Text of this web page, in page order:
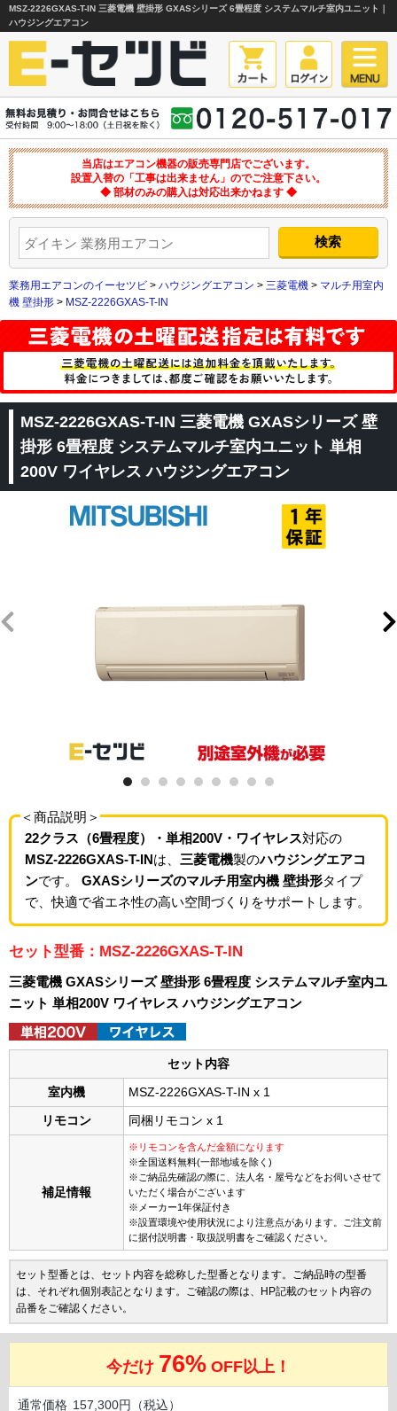
MSZ-2226GXAS-T-IN 三菱電機 壁掛形 GXASシリーズ 6畳程度 システムマルチ室内ユニット｜
ハウジングエアコン
当店はエアコン機器の販売専門店でございます。
設置入替の「工事は出来ません」のでご注意下さい。
◆ 部材のみの購入は対応出来かねます ◆
業務用エアコンのイーセツビ > ハウジングエアコン > 三菱電機 > マルチ用室内
機 壁掛形 > MSZ-2226GXAS-T-IN
MSZ-2226GXAS-T-IN 三菱電機 GXASシリーズ 壁
掛形 6畳程度 システムマルチ室内ユニット 単相
200V ワイヤレス ハウジングエアコン
＜商品説明＞
22クラス（6畳程度）・単相200V・ワイヤレス対応の
MSZ-2226GXAS-T-INは、 三菱電機製のハウジングエアコ
ンです。 GXASシリーズのマルチ用室内機 壁掛形タイプ
で、快適で省エネ性の高い空間づくりをサポートします。
セット型番：MSZ-2226GXAS-T-IN
三菱電機 GXASシリーズ 壁掛形 6畳程度 システムマルチ室内ユ
ニット 単相200V ワイヤレス ハウジングエアコン
セット内容
室内機 MSZ-2226GXAS-T-IN x 1
リモコン 同梱リモコン x 1
補足情報
※リモコンを含んだ金額になります
※全国送料無料(一部地域を除く)
※ご納品先確認の際に、法人名・屋号などをお伺いさせて
いただく場合がございます
※メーカー1年保証付き
※設置環境や使用状況により注意点があります。ご注文前
に据付説明書・取扱説明書をご確認ください。
セット型番とは、セット内容を総称した型番となります。ご納品時の型番
は、それぞれ個別表記となります。ご確認の際は、HP記載のセット内容の
品番をご確認ください。
今だけ 76% OFF以上！
通常価格 157,300円（税込）